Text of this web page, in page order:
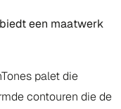
een maatwerk
palet die
contouren die de